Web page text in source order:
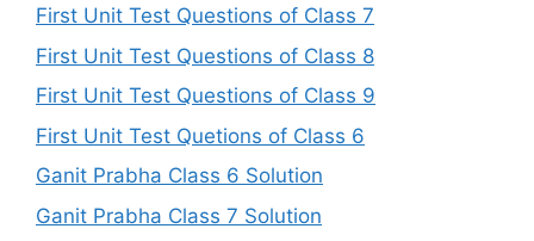
First Unit Test Questions of Class 7
First Unit Test Questions of Class 8
First Unit Test Questions of Class 9
First Unit Test Quetions of Class 6
Ganit Prabha Class 6 Solution
Ganit Prabha Class 7 Solution